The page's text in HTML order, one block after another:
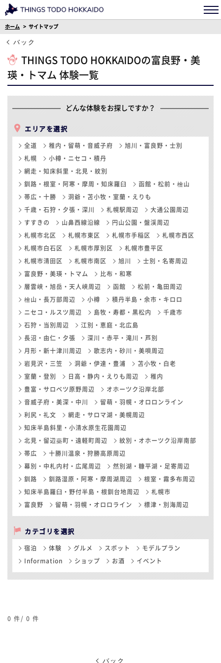
ホーム サイトマップ
バック
THINGS TODO HOKKAIDOの富良野・美
瑛・トマム 体験一覧
どんな体験をお探しですか？
エリアを選択
全道 稚内・留萌・音威子府 旭川・富良野・士別
札幌 小樽・ニセコ・積丹
網走・知床斜里・北見・紋別
釧路・根室・阿寒・摩周・知床羅臼 函館・松前・檜山
帯広・十勝 洞爺・苫小牧・室蘭・えりも
千歳・石狩・夕張・深川 札幌駅周辺 大通公園周辺
すすきの 山鼻西線沿線 円山公園・盤渓周辺
札幌市北区 札幌市東区 札幌市手稲区 札幌市西区
札幌市白石区 札幌市厚別区 札幌市豊平区
札幌市清田区 札幌市南区 旭川 士別・名寄周辺
富良野・美瑛・トマム 比布・和寒
層雲峡・旭岳・天人峡周辺 函館 松前・亀田周辺
檜山・長万部周辺 小樽 積丹半島・余市・キロロ
ニセコ・ルスツ周辺 島牧・寿都・黒松内 千歳市
石狩・当別周辺 江別・恵庭・北広島
長沼・由仁・夕張 深川・赤平・滝川・芦別
月形・新十津川周辺 歌志内・砂川・美唄周辺
岩見沢・三笠 洞爺・伊達・豊浦 苫小牧・白老
室蘭・登別 日高・静内・えりも周辺 稚内
豊富・サロベツ原野周辺 オホーツク沿岸北部
音威子府・美深・中川 留萌・羽幌・オロロンライン
利尻・礼文 網走・サロマ湖・美幌周辺
知床半島斜里・小清水原生花園周辺
北見・留辺蘂町・遠軽町周辺 紋別・オホーツク沿岸南部
帯広 十勝川温泉・狩勝高原周辺
幕別・中札内村・広尾周辺 然別湖・糠平湖・足寄周辺
釧路 釧路湿原・阿寒・摩周湖周辺 根室・霧多布周辺
知床半島羅臼・野付半島・根釧台地周辺 札幌市
富良野 留萌・羽幌・オロロライン 標津・別海周辺
カテゴリを選択
宿泊 体験 グルメ スポット モデルプラン
Information ショップ お酒 イベント
0 件/ 0 件
バック